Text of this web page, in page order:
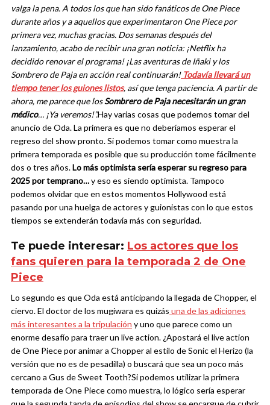
valga la pena. A todos los que han sido fanáticos de One Piece
durante años y a aquellos que experimentaron One Piece por
primera vez, muchas gracias. Dos semanas después del
lanzamiento, acabo de recibir una gran noticia: ¡Netflix ha
decidido renovar el programa! ¡Las aventuras de Iñaki y los
Sombrero de Paja en acción real continuarán!Todavía llevará un
tiempo tener los guiones listos, así que tenga paciencia. A partir de
ahora, me parece que losSombrero de Paja necesitarán un gran
médico… ¡Ya veremos!”.Hay varias cosas que podemos tomar del
anuncio de Oda. La primera es que no deberíamos esperar el
regreso del show pronto. Si podemos tomar como muestra la
primera temporada es posible que su producción tome fácilmente
dos o tres años.Lo más optimista sería esperar su regreso para
2025 por temprano…y eso es siendo optimista. Tampoco
podemos olvidar que en estos momentos Hollywood está
pasando por una huelga de actores y guionistas con lo que estos
tiempos se extenderán todavía más con seguridad.
Te puede interesar: Los actores que los
fans quieren para la temporada 2 de One
Piece
Lo segundo es que Oda está anticipando la llegada de Chopper, el
ciervo. El doctor de los mugiwara es quizás una de las adiciones
más interesantes a la tripulación y uno que parece como un
enorme desafío para traer un live action. ¿Apostará el live action
de One Piece por animar a Chopper al estilo de Sonic el Herizo (la
versión que no es de pesadilla) o buscará que sea un poco más
cercano a Gus de Sweet Tooth?Si podemos utilizar la primera
temporada de One Piece como muestra, lo lógico sería esperar